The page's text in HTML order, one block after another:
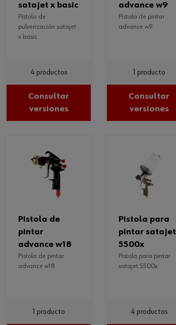
satajet x basic
pistola de
pulverización satajet
x basic
4 productos
Consultar
versiones
advance w9
pistola de pintar
advance w9
1 producto
Consultar
versiones
pistola de
pintar
advance w18
pistola de pintar
advance w18
1 producto
pistola para
pintar satajet
5500x
pistola para pintar
satajet 5500x
4 productos